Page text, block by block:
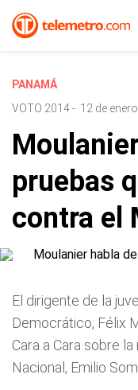
PANAMÁ
VOTO 2014- 12 de
pruebas
contra el
El dirigente de la
Democrático, Félix
Cara a Cara sobre
Nacional, Emilio